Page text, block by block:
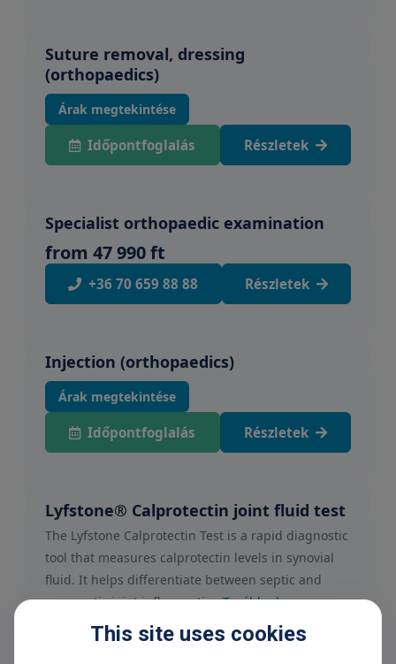
Suture removal, dressing
(orthopaedics)
Árak megtekintése
Időpontfoglalás Részletek
Specialist orthopaedic examination
from 47 990 ft
+36 70 659 88 88 Részletek
Injection (orthopaedics)
Árak megtekintése
Időpontfoglalás Részletek
Lyfstone® Calprotectin joint fluid test
The Lyfstone Calprotectin Test is a rapid diagnostic
tool that measures calprotectin levels in synovial
fluid. It helps differentiate between septic and
non-septic joint inflammati... Tovább olvasom
98 425 FtThis site uses cookies